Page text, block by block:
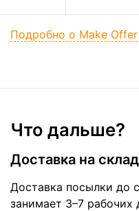
Подробно о Make Offer
Что дальше?
Доставка на склад
Доставка посылки до
занимает 3–7